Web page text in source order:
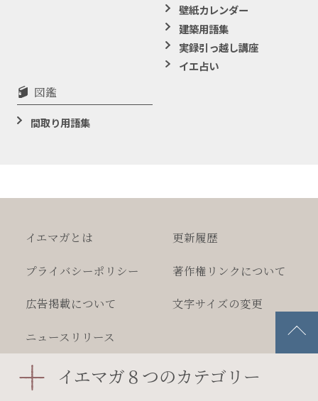
壁紙カレンダー
建築用語集
実録引っ越し講座
イエ占い
図鑑
間取り用語集
イエマガとは 更新履歴
プライバシーポリシー 著作権 リンクについて
広告掲載について 文字サイズの変更
ニュースリリース
2026 MEGASOFT Inc.
イエマガ８つのカテゴリー